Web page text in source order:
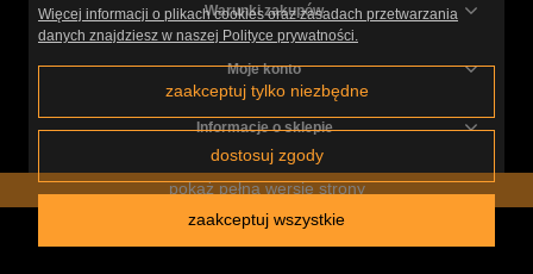
Warunki zakupów
Moje konto
Informacje o sklepie
pokaż pełną wersję strony
Sklep internetowy Shoper.pl
Więcej informacji o plikach cookies oraz zasadach przetwarzania
danych znajdziesz w naszej Polityce prywatności.
zaakceptuj tylko niezbędne
dostosuj zgody
zaakceptuj wszystkie